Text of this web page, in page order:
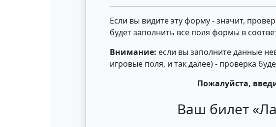
Если вы видите эту форму - значит,
будет заполнить все поля формы в
Внимание: если вы заполните данные
игровые поля, и так далее) - проверка
Пожалуйста,
Ваш билет